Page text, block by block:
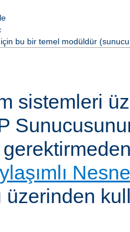
bu bir temel modüldür
sistemleri
Nesne
üzerinden